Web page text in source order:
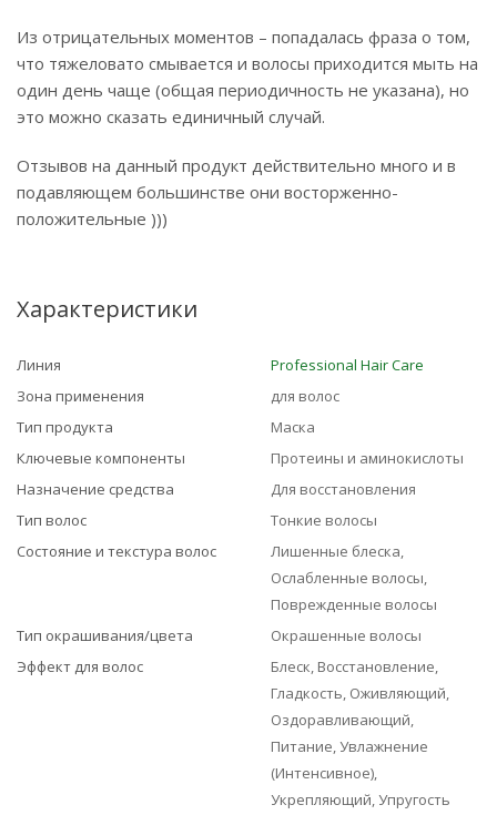
Из отрицательных моментов – попадалась фраза о том,
что тяжеловато смывается и волосы приходится мыть на
один день чаще (общая периодичность не указана), но
это можно сказать единичный случай.
Отзывов на данный продукт действительно много и в
подавляющем большинстве они восторженно-
положительные )))
Характеристики
Линия
Professional Hair Care
Зона применения
для волос
Тип продукта
Маска
Ключевые компоненты
Протеины и аминокислоты
Назначение средства
Для восстановления
Тип волос
Тонкие волосы
Состояние и текстура волос
Лишенные блеска,
Ослабленные волосы,
Поврежденные волосы
Тип окрашивания/цвета
Окрашенные волосы
Эффект для волос
Блеск, Восстановление,
Гладкость, Оживляющий,
Оздоравливающий,
Питание, Увлажнение
(Интенсивное),
Укрепляющий, Упругость